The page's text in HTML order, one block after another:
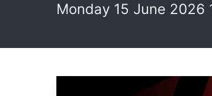
Monday 15 June 2026